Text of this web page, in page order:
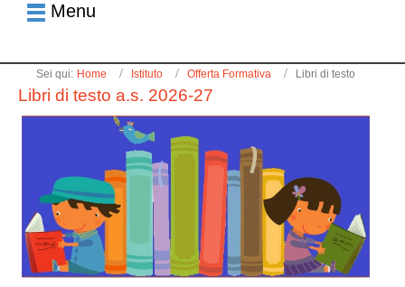
Menu
Sei qui: Home Istituto Offerta Formativa Libri di testo
Libri di testo a.s. 2026-27